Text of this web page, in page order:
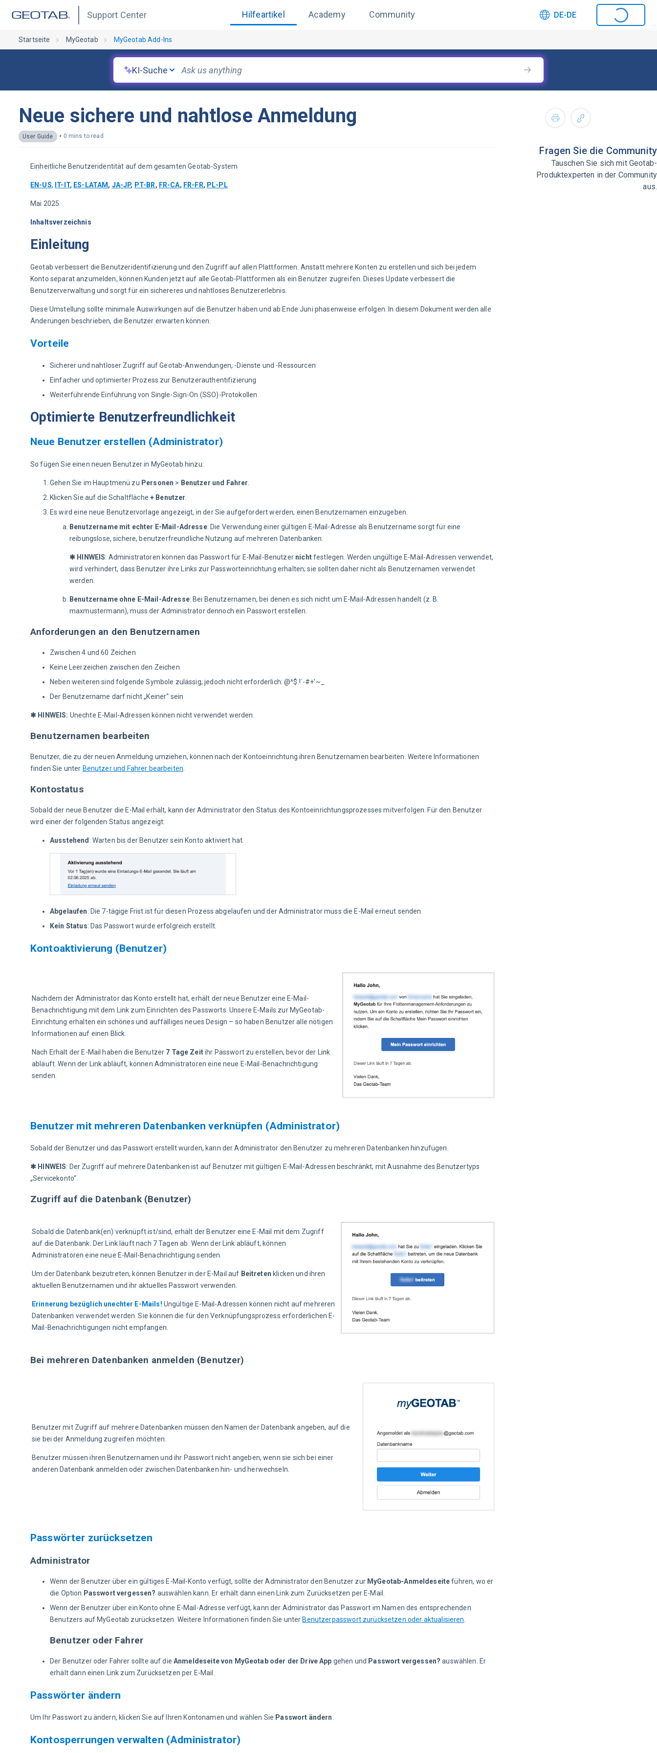
Support Center Hilfeartikel Academy Community DE-DE
Startseite MyGeotab MyGeotab Add-Ins
KI-Suche
Neue sichere und nahtlose Anmeldung
User Guide • 0 mins to read
Einheitliche Benutzeridentität auf dem gesamten Geotab-System
EN-US, IT-IT, ES-LATAM , JA-JP, PT-BR, FR-CA, FR-FR, PL-PL
Mai 2025
Inhaltsverzeichnis
Einleitung
Geotab verbessert die Benutzeridentifizierung und den Zugriff auf allen Plattformen. Anstatt mehrere Konten zu erstellen und sich bei jedem
Konto separat anzumelden, können Kunden jetzt auf alle Geotab-Plattformen als ein Benutzer zugreifen. Dieses Update verbessert die
Benutzerverwaltung und sorgt für ein sichereres und nahtloses Benutzererlebnis.
Diese Umstellung sollte minimale Auswirkungen auf die Benutzer haben und ab Ende Juni phasenweise erfolgen. In diesem Dokument werden alle
Änderungen beschrieben, die Benutzer erwarten können.
Vorteile
Sicherer und nahtloser Zugriff auf Geotab-Anwendungen, -Dienste und -Ressourcen
Einfacher und optimierter Prozess zur Benutzerauthentifizierung
Weiterführende Einführung von Single-Sign-On (SSO)-Protokollen
Optimierte Benutzerfreundlichkeit
Neue Benutzer erstellen (Administrator)
So fügen Sie einen neuen Benutzer in MyGeotab hinzu:
Gehen Sie im Hauptmenü zu Personen > Benutzer und Fahrer
Klicken Sie auf die Schaltfläche + Benutzer
Es wird eine neue Benutzervorlage angezeigt, in der Sie aufgefordert werden, einen Benutzernamen einzugeben.
Benutzername mit echter E-Mail-Adresse: Die Verwendung einer gültigen E-Mail-Adresse als Benutzername sorgt für eine
reibungslose, sichere, benutzerfreundliche Nutzung auf mehreren Datenbanken.
✱ HINWEIS: Administratoren können das Passwort für E-Mail-Benutzer nicht festlegen. Werden ungültige E-Mail-Adressen verwendet,
wird verhindert, dass Benutzer ihre Links zur Passworteinrichtung erhalten; sie sollten daher nicht als Benutzernamen verwendet
werden.
Benutzername ohne E-Mail-Adresse: Bei Benutzernamen, bei denen es sich nicht um E-Mail-Adressen handelt (z. B.
maxmustermann), muss der Administrator dennoch ein Passwort erstellen.
Anforderungen an den Benutzernamen
Zwischen 4 und 60 Zeichen
Keine Leerzeichen zwischen den Zeichen
Neben weiteren sind folgende Symbole zulässig, jedoch nicht erforderlich: @^$.!`-#+'~_
Der Benutzername darf nicht „Keiner“ sein
✱ HINWEIS: Unechte E-Mail-Adressen können nicht verwendet werden.
Benutzernamen bearbeiten
Benutzer, die zu der neuen Anmeldung umziehen, können nach der Kontoeinrichtung ihren Benutzernamen bearbeiten. Weitere Informationen
finden Sie unter Benutzer und Fahrer bearbeiten
Kontostatus
Sobald der neue Benutzer die E-Mail erhält, kann der Administrator den Status des Kontoeinrichtungsprozesses mitverfolgen. Für den Benutzer
wird einer der folgenden Status angezeigt:
Ausstehend: Warten bis der Benutzer sein Konto aktiviert hat.
Abgelaufen: Die 7-tägige Frist ist für diesen Prozess abgelaufen und der Administrator muss die E-Mail erneut senden.
Kein Status: Das Passwort wurde erfolgreich erstellt.
Kontoaktivierung (Benutzer)
Nachdem der Administrator das Konto erstellt hat, erhält der neue Benutzer eine E-Mail-
Benachrichtigung mit dem Link zum Einrichten des Passworts. Unsere E-Mails zur MyGeotab-
Einrichtung erhalten ein schönes und auffälliges neues Design – so haben Benutzer alle nötigen
Informationen auf einen Blick.
Nach Erhalt der E-Mail haben die Benutzer 7 Tage Zeit ihr Passwort zu erstellen, bevor der Link
abläuft. Wenn der Link abläuft, können Administratoren eine neue E-Mail-Benachrichtigung
senden.
Benutzer mit mehreren Datenbanken verknüpfen (Administrator)
Sobald der Benutzer und das Passwort erstellt wurden, kann der Administrator den Benutzer zu mehreren Datenbanken hinzufügen.
✱ HINWEIS: Der Zugriff auf mehrere Datenbanken ist auf Benutzer mit gültigen E-Mail-Adressen beschränkt, mit Ausnahme des Benutzertyps
„Servicekonto“.
Zugriff auf die Datenbank (Benutzer)
Sobald die Datenbank(en) verknüpft ist/sind, erhält der Benutzer eine E-Mail mit dem Zugriff
auf die Datenbank. Der Link läuft nach 7 Tagen ab. Wenn der Link abläuft, können
Administratoren eine neue E-Mail-Benachrichtigung senden.
Um der Datenbank beizutreten, können Benutzer in der E-Mail auf Beitreten klicken und ihren
aktuellen Benutzernamen und ihr aktuelles Passwort verwenden.
Erinnerung bezüglich unechter E-Mails! Ungültige E-Mail-Adressen können nicht auf mehreren
Datenbanken verwendet werden. Sie können die für den Verknüpfungsprozess erforderlichen E-
Mail-Benachrichtigungen nicht empfangen.
Bei mehreren Datenbanken anmelden (Benutzer)
Benutzer mit Zugriff auf mehrere Datenbanken müssen den Namen der Datenbank angeben, auf die
sie bei der Anmeldung zugreifen möchten.
Benutzer müssen ihren Benutzernamen und ihr Passwort nicht angeben, wenn sie sich bei einer
anderen Datenbank anmelden oder zwischen Datenbanken hin- und herwechseln.
Passwörter zurücksetzen
Administrator
Wenn der Benutzer über ein gültiges E-Mail-Konto verfügt, sollte der Administrator den Benutzer zur MyGeotab-Anmeldeseiteführen, wo er
die Option Passwort vergessen? auswählen kann. Er erhält dann einen Link zum Zurücksetzen per E-Mail.
Wenn der Benutzer über ein Konto ohne E-Mail-Adresse verfügt, kann der Administrator das Passwort im Namen des entsprechenden
Benutzers auf MyGeotab zurücksetzen. Weitere Informationen finden Sie unter Benutzerpasswort zurücksetzen oder aktualisieren.
Benutzer oder Fahrer
Der Benutzer oder Fahrer sollte auf dieAnmeldeseite von MyGeotab oder der Drive App gehen und Passwort vergessen? auswählen. Er
erhält dann einen Link zum Zurücksetzen per E-Mail.
Passwörter ändern
Um Ihr Passwort zu ändern, klicken Sie auf Ihren Kontonamen und wählen Sie Passwort ändern
Kontosperrungen verwalten (Administrator)
Fragen Sie die Community
Tauschen Sie sich mit Geotab-
Produktexperten in der Community
aus.